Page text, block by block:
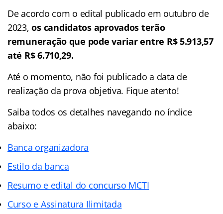
De acordo com o edital publicado em outubro de
2023,os candidatos aprovados terão
remuneração que pode variar entre R$ 5.913,57
até R$ 6.710,29.
Até o momento, não foi publicado a data de
realização da prova objetiva. Fique atento!
Saiba todos os detalhes navegando no índice
abaixo:
Banca organizadora
Estilo da banca
Resumo e edital do concurso MCTI
Curso e Assinatura Ilimitada